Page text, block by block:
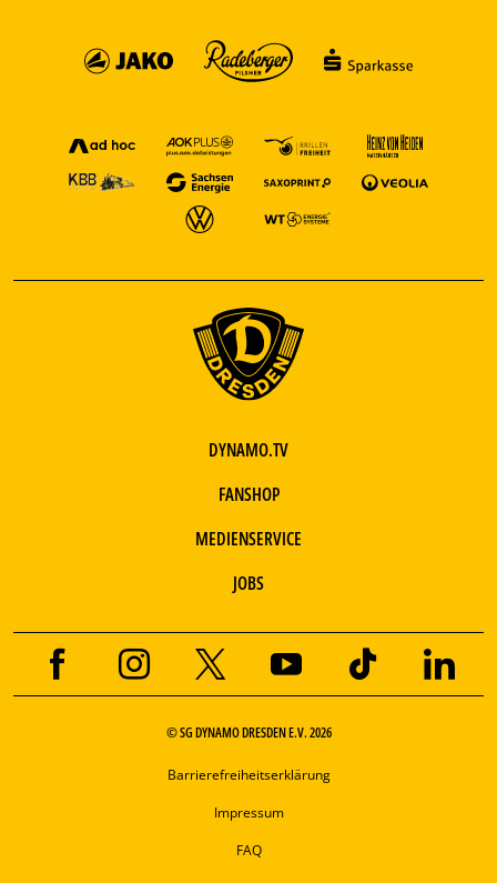
DYNAMO.TV
FANSHOP
MEDIENSERVICE
JOBS
© SG DYNAMO DRESDEN E.V. 2026
Barrierefreiheitserklärung
Impressum
FAQ